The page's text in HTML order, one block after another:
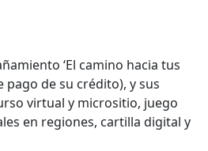
‘El camino hacia tus
pago de su crédito), y sus
virtual y micrositio, juego
en regiones, cartilla digital y